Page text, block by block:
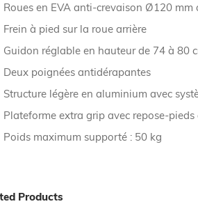
Roues en EVA anti-crevaison Ø120 mm
Frein à pied sur la roue arrière
Guidon réglable en hauteur de 74 à 80
Deux poignées antidérapantes
Structure légère en aluminium avec
Plateforme extra grip avec repose-
Poids maximum supporté : 50 kg
Products